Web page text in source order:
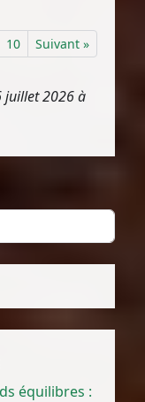
10 Suivant »
juillet 2026 à
Durieu
équilibres :